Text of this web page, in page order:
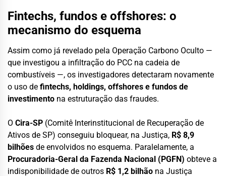
Fintechs, fundos e offshores: o
mecanismo do esquema
Assim como já revelado pela Operação Carbono Oculto —
que investigou a infiltração do PCC na cadeia de
combustíveis —, os investigadores detectaram novamente
o uso de fintechs, holdings, offshores e fundos de
investimento na estruturação das fraudes.
O Cira-SP (Comitê Interinstitucional de Recuperação de
Ativos de SP) conseguiu bloquear, na Justiça, R$ 8,9
bilhões de envolvidos no esquema. Paralelamente, a
Procuradoria-Geral da Fazenda Nacional (PGFN) obteve a
indisponibilidade de outros R$ 1,2 bilhão na Justiça